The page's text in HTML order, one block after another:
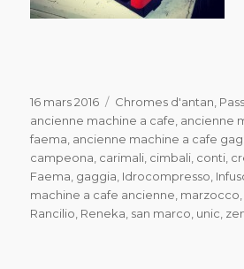
Publié
le
16 mars 2016 Catégories
Chromes d'antan,
ancienne machine a cafe, ancienne
faema, ancienne machine a cafe
campeona, carimali, cimbali, conti,
Faema, gaggia, Idrocompresso,
machine a cafe ancienne, marzocco,
Rancilio, Reneka, san marco, unic,